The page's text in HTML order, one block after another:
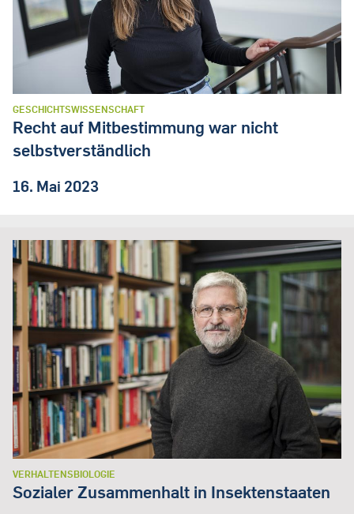
GESCHICHTSWISSENSCHAFT
Recht auf Mitbestimmung war nicht
selbstverständlich
16. Mai 2023
VERHALTENSBIOLOGIE
Sozialer Zusammenhalt in Insektenstaaten